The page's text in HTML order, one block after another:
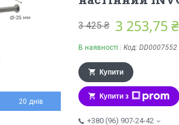
20 днів
3 425 ₴ 3 253,75 ₴
В наявності Код: DD0007552
Купити
Купити з
+380 (96) 907-24-42